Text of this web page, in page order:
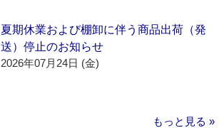
夏期休業および棚卸に伴う商品出荷（発
送）停止のお知らせ
2026年07月24日 (金)
もっと見る »